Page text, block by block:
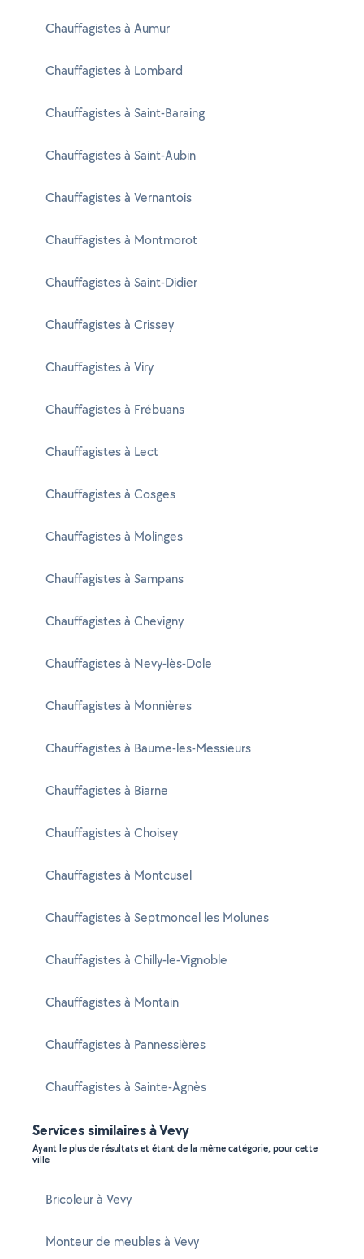
Chauffagistes à Aumur
Chauffagistes à Lombard
Chauffagistes à Saint-Baraing
Chauffagistes à Saint-Aubin
Chauffagistes à Vernantois
Chauffagistes à Montmorot
Chauffagistes à Saint-Didier
Chauffagistes à Crissey
Chauffagistes à Viry
Chauffagistes à Frébuans
Chauffagistes à Lect
Chauffagistes à Cosges
Chauffagistes à Molinges
Chauffagistes à Sampans
Chauffagistes à Chevigny
Chauffagistes à Nevy-lès-Dole
Chauffagistes à Monnières
Chauffagistes à Baume-les-Messieurs
Chauffagistes à Biarne
Chauffagistes à Choisey
Chauffagistes à Montcusel
Chauffagistes à Septmoncel les Molunes
Chauffagistes à Chilly-le-Vignoble
Chauffagistes à Montain
Chauffagistes à Pannessières
Chauffagistes à Sainte-Agnès
Services similaires à Vevy
Ayant le plus de résultats et étant de la même catégorie, pour cette
ville
Bricoleur à Vevy
Monteur de meubles à Vevy